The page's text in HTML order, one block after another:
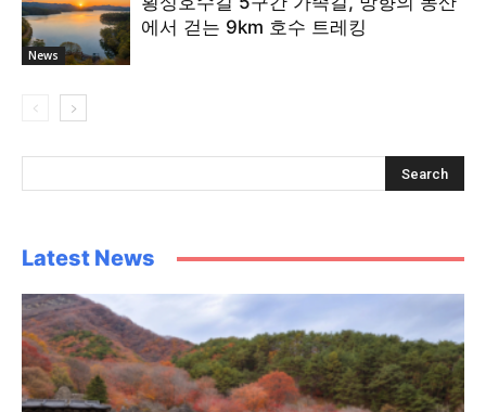
News
에서 걷는 9km 호수 트레킹
Latest News